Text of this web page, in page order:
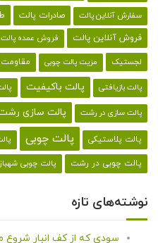
سفارش آنلاین پالت صادرات پالت
فروش آنلاین پالت فروش عمده پالت
لجستیک مزیت پالت چوبی مقاومت
پالت بازیافتی پالت باکیفیت
پالت سازی در رشت پالت سازی
پالت پلاستیکی پالت چوبی
پالت چوبی در رشت پالت چوبی
نوشته‌های تازه
سودی که از کف انبار